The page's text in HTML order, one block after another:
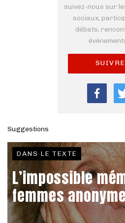
suivez-nous sur
sociaux,
débats,
SUIVRE
Suggestions
DANS LE TEXTE
L’impossible
femmes